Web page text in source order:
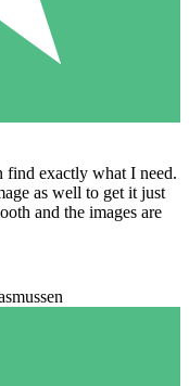
find exactly what I need.
as well to get it just
and the images are